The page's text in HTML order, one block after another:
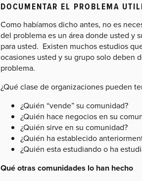
DOCUMENTAR EL PROBLEMA
Como habíamos dicho antes, no es
del problema es un área donde usted y
para usted. Existen muchos estudios
ocasiones usted y su grupo solo deben
problema.
¿Qué clase de organizaciones pueden
¿Quién “vende” su comunidad?
¿Quién hace negocios en su
¿Quién sirve en su comunidad?
¿Quién ha establecido
¿Quién esta estudiando o ha
Qué otras comunidades lo han hecho